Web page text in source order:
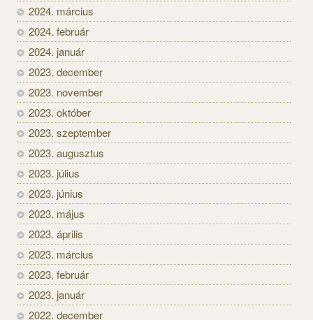
2024. március
2024. február
2024. január
2023. december
2023. november
2023. október
2023. szeptember
2023. augusztus
2023. július
2023. június
2023. május
2023. április
2023. március
2023. február
2023. január
2022. december